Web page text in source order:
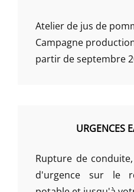
Atelier de jus de
Campagne
partir de septembre
URGENCES
Rupture de
d'urgence sur le